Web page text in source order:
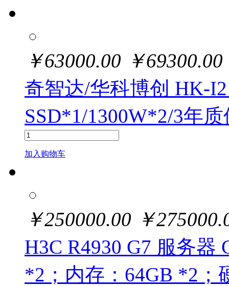
￥63000.00 ￥69300.00
奇智达/华科博创 HK-
SSD*1/1300W*2/3年质
加入购物车
￥250000.00 ￥
H3C R4930 G7 服务器
*2；内存：64GB *2；